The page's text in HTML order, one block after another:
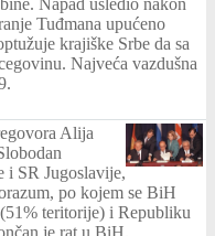
Napad usledio nakon
Tuđmana upućeno
krajiške Srbe da sa
Najveća vazdušna
Alija
SR Jugoslavije,
po kojem se BiH
teritorije) i Republiku